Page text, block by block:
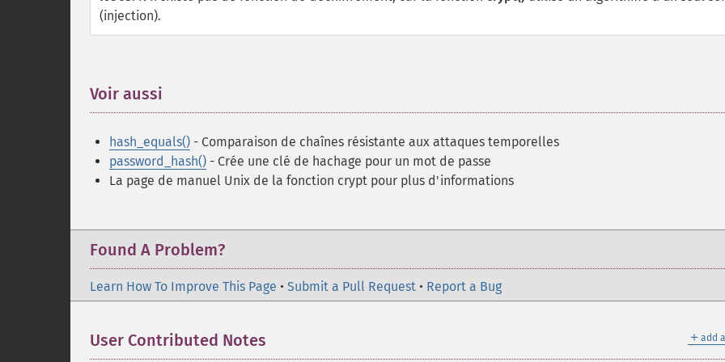
(injection).
Voir aussi
hash_equals() - Comparaison de chaînes résistante aux attaques temporelles
password_hash() - Crée une clé de hachage pour un mot de passe
La page de manuel Unix de la fonction crypt pour plus d'informations
Found A Problem?
Learn How To Improve This Page • Submit a Pull Request • Report a Bug
＋ add
User Contributed Notes